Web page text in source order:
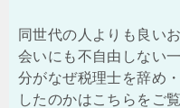
同世代の人よりも良い
会いにも不自由しない
分がなぜ税理士を辞め
したのかはこちらをご